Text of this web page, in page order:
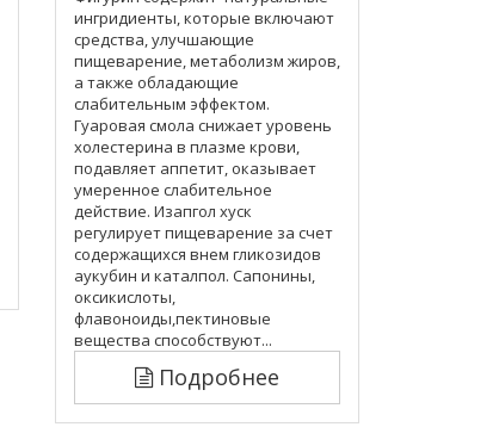
ингридиенты, которые включают
средства, улучшающие
пищеварение, метаболизм жиров,
а также обладающие
слабительным эффектом.
Гуаровая смола снижает уровень
холестерина в плазме крови,
подавляет аппетит, оказывает
умеренное слабительное
действие. Изапгол хуск
регулирует пищеварение за счет
содержащихся внем гликозидов
аукубин и каталпол. Сапонины,
оксикислоты,
флавоноиды,пектиновые
вещества способствуют...
Подробнее